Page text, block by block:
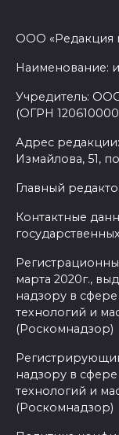
ООО «Редакция
Наименование:
Учредитель:
(ОГРН
Адрес редакции:
Измайлова, 51,
Главный
Контактные
марта 2020г.,
надзору в
технологий и
(Роскомнадзор)
надзору в
технологий и
(Роскомнадзор)